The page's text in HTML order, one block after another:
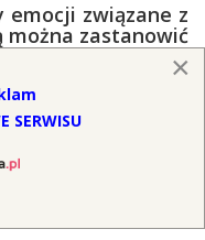
związane z
zastanowić
czy też inną
pochówku naszej
to również baza
×
SERWISU